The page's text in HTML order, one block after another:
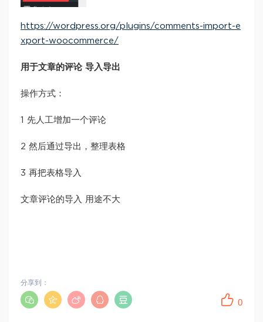
https://wordpress.org/plugins/comments-import-e
xport-woocommerce/
用于文章的评论 导入导出
操作方式：
1 先人工增加一个评论
2 然后通过导出，整理表格
3 再把表格导入
文章评论的导入 用途不大
0
分享到：